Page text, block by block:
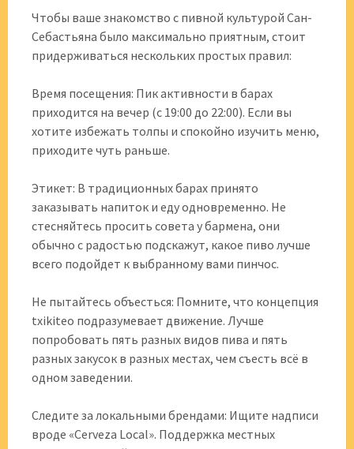
Чтобы ваше знакомство с пивной культурой Сан-
Себастьяна было максимально приятным, стоит
придерживаться нескольких простых правил:
Время посещения: Пик активности в барах
приходится на вечер (с 19:00 до 22:00). Если вы
хотите избежать толпы и спокойно изучить меню,
приходите чуть раньше.
Этикет: В традиционных барах принято
заказывать напиток и еду одновременно. Не
стесняйтесь просить совета у бармена, они
обычно с радостью подскажут, какое пиво лучше
всего подойдет к выбранному вами пинчос.
Не пытайтесь объесться: Помните, что концепция
txikiteo подразумевает движение. Лучше
попробовать пять разных видов пива и пять
разных закусок в разных местах, чем съесть всё в
одном заведении.
Следите за локальными брендами: Ищите надписи
вроде «Cerveza Local». Поддержка местных